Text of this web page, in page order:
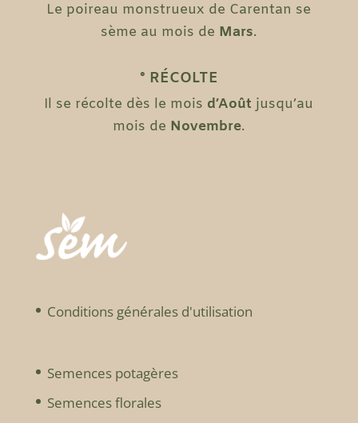
Le poireau monstrueux de Carentan se
sème au mois de Mars.
° RÉCOLTE
Il se récolte dès le mois d’Août jusqu’au
mois de Novembre.
Conditions générales d'utilisation
Semences potagères
Semences florales